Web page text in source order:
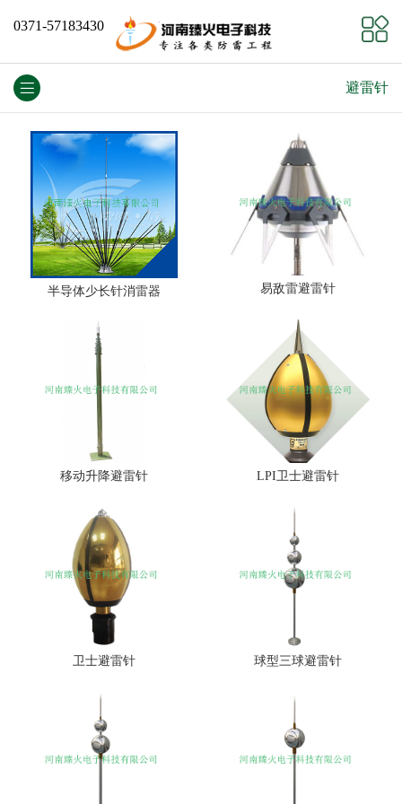
0371-57183430
避雷针
半导体少长针消雷器 易敌雷避雷针
移动升降避雷针 LPI卫士避雷针
卫士避雷针 球型三球避雷针